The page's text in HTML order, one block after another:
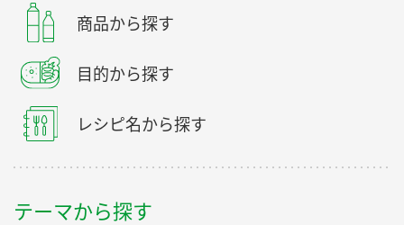
商品から探す
目的から探す
レシピ名から探す
テーマから探す